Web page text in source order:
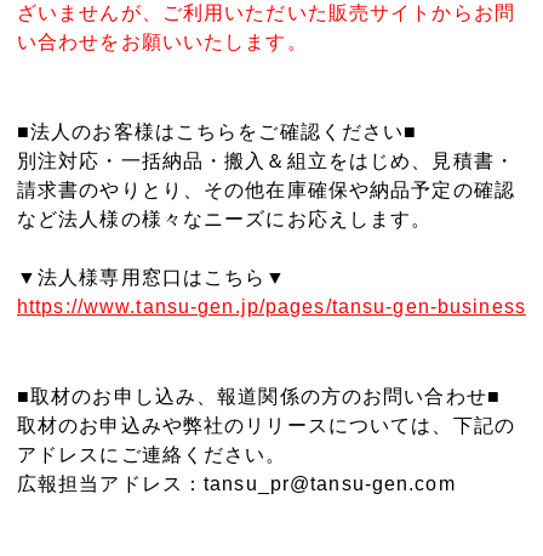
ざいませんが、ご利用いただいた販売サイトからお問
い合わせをお願いいたします。
■法人のお客様はこちらをご確認ください■
別注対応・一括納品・搬入＆組立をはじめ、見積書・
請求書のやりとり、その他在庫確保や納品予定の確認
など法人様の様々なニーズにお応えします。
▼法人様専用窓口はこちら▼
https://www.tansu-gen.jp/pages/tansu-gen-business
■取材のお申し込み、報道関係の方のお問い合わせ■
取材のお申込みや弊社のリリースについては、下記の
アドレスにご連絡ください。
広報担当アドレス：tansu_pr@tansu-gen.com